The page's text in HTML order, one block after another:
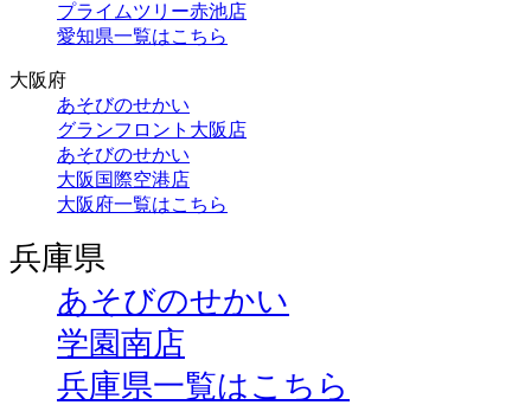
プライムツリー赤池店
愛知県一覧はこちら
大阪府
あそびのせかい
グランフロント大阪店
あそびのせかい
大阪国際空港店
大阪府一覧はこちら
兵庫県
あそびのせかい
学園南店
兵庫県一覧はこちら